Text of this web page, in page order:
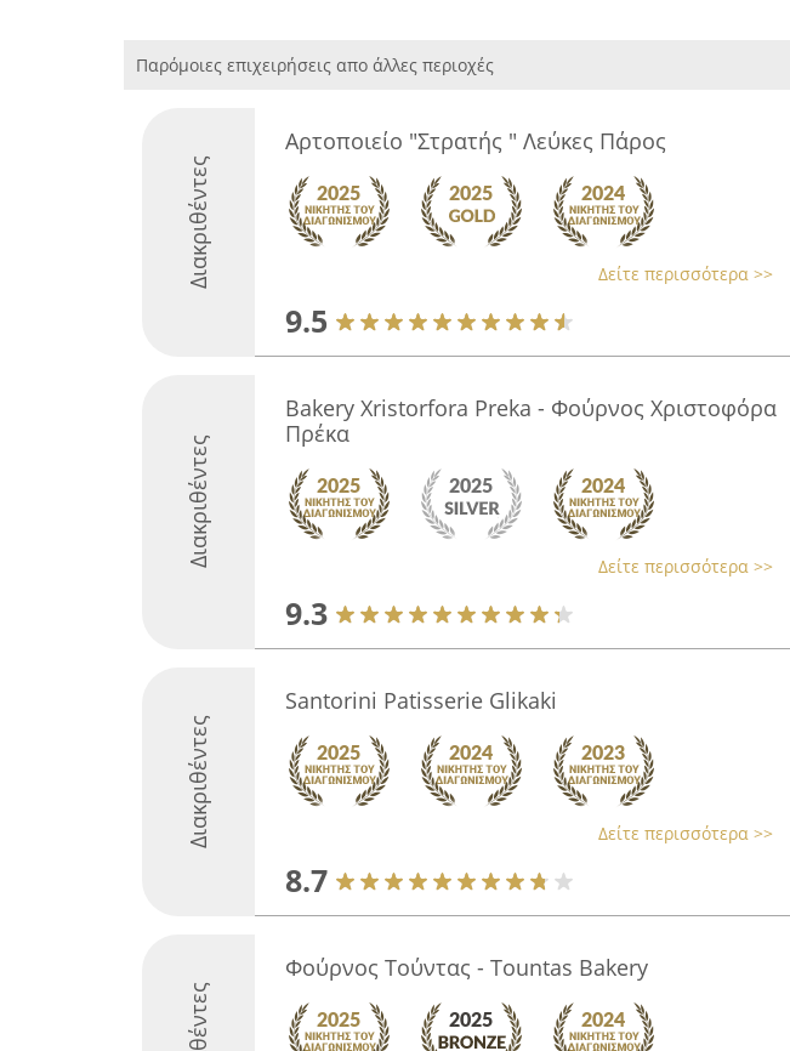
Παρόμοιες επιχειρήσεις απο άλλες περιοχές
Διακριθέντες
Αρτοποιείο "Στρατής " Λεύκες Πάρος
Δείτε περισσότερα >>
9.5
Διακριθέντες
Bakery Xristorfora Preka - Φούρνος Χριστοφόρα
Πρέκα
Δείτε περισσότερα >>
9.3
Διακριθέντες
Santorini Patisserie Glikaki
Δείτε περισσότερα >>
8.7
Φούρνος Τούντας - Tountas Bakery